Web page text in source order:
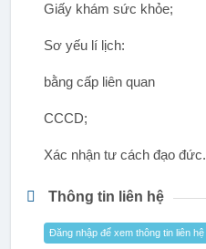
Giấy khám sức khỏe;
Sơ yếu lí lịch:
bằng cấp liên quan
CCCD;
Xác nhận tư cách đạo đức.
Thông tin liên hệ
Đăng nhập để xem thông tin liên hệ